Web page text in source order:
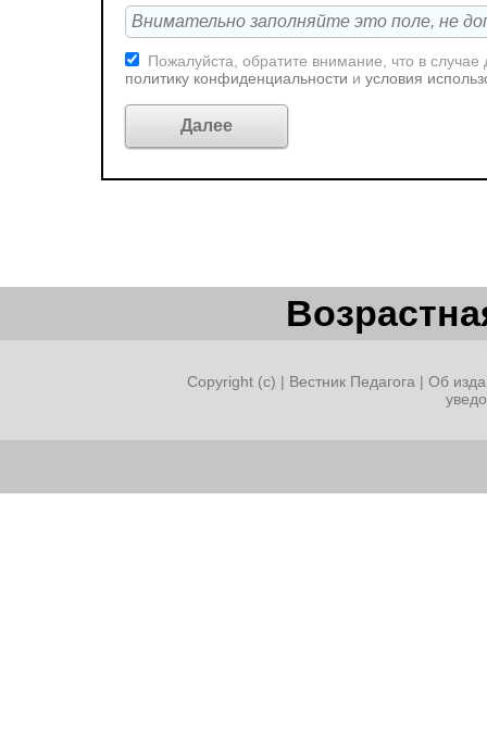
Пожалуйста, обратите внимание, что в
политику конфиденциальности и условия
Copyright (c) | Вестник Педагога | Об